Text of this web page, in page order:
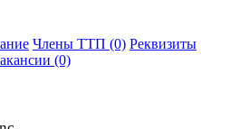
Члены ТТП (0) Реквизиты
(0)